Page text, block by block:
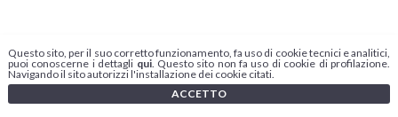
Questo sito, per il suo corretto funzionamento, fa uso di cookie tecnici e analitici,
puoi conoscerne i dettagli qui. Questo sito non fa uso di cookie di profilazione.
Navigando il sito autorizzi l'installazione dei cookie citati.
ACCETTO